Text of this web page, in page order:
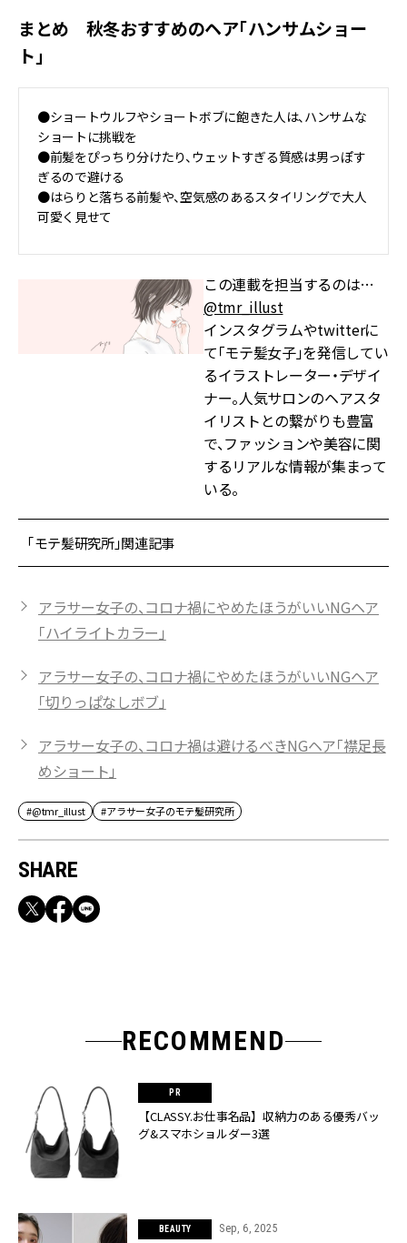
まとめ 秋冬おすすめのヘア「ハンサムショー
ト」
●ショートウルフやショートボブに飽きた人は、ハンサムな
ショートに挑戦を
●前髪をぴっちり分けたり、ウェットすぎる質感は男っぽす
ぎるので避ける
●はらりと落ちる前髪や、空気感のあるスタイリングで大人
可愛く見せて
この連載を担当するのは…
@tmr_illust
インスタグラムやtwitterに
て「モテ髪女子」を発信してい
るイラストレーター・デザイ
ナー。人気サロンのヘアスタ
イリストとの繋がりも豊富
で、ファッションや美容に関
するリアルな情報が集まって
いる。
「モテ髪研究所」関連記事
アラサー女子の、コロナ禍にやめたほうがいいNGヘア
「ハイライトカラー」
アラサー女子の、コロナ禍にやめたほうがいいNGヘア
「切りっぱなしボブ」
アラサー女子の、コロナ禍は避けるべきNGヘア「襟足長
めショート」
#@tmr_illust #アラサー女子のモテ髪研究所
SHARE
RECOMMEND
【CLASSY.お仕事名品】収納力のある優秀バッ
グ&スマホショルダー3選
BEAUTY Sep, 6, 2025